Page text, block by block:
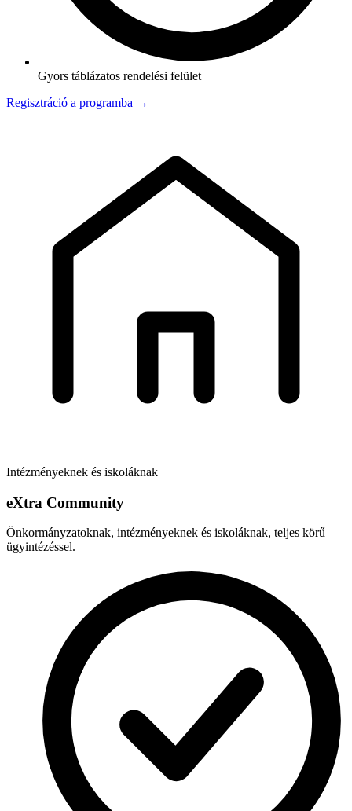
Gyors táblázatos rendelési felület
Regisztráció a programba →
Intézményeknek és iskoláknak
eXtra Community
Önkormányzatoknak, intézményeknek és iskoláknak, teljes körű
ügyintézéssel.